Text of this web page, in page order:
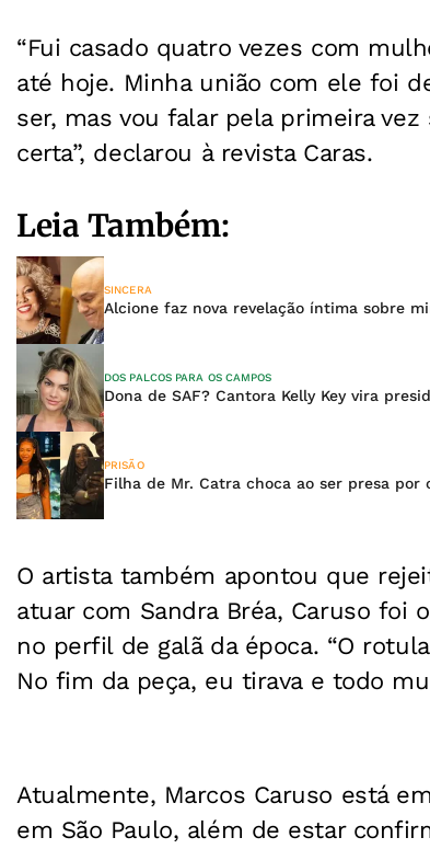
“Fui casado quatro vezes com
até hoje. Minha união com ele foi
ser, mas vou falar pela primeira
certa”, declarou à revista Caras.
Leia Também:
SINCERA
Alcione faz nova revelação íntima sobre
DOS PALCOS PARA OS CAMPOS
Dona de SAF? Cantora Kelly Key vira
PRISÃO
Filha de Mr. Catra choca ao ser presa por
O artista também apontou que
atuar com Sandra Bréa, Caruso foi
no perfil de galã da época. “O
No fim da peça, eu tirava e todo
Atualmente, Marcos Caruso está
em São Paulo, além de estar